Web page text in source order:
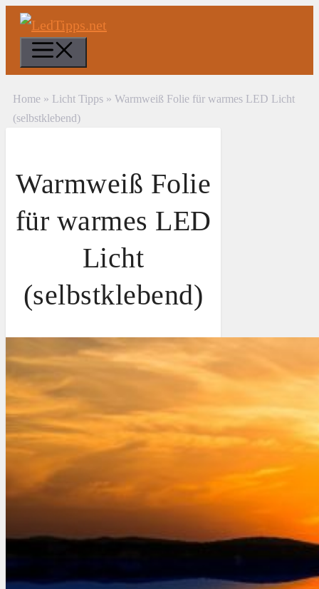
Zum
Inhalt
springen
Home » Licht Tipps » Warmweiß Folie für warmes LED Licht
(selbstklebend)
Warmweiß Folie
für warmes LED
Licht
(selbstklebend)